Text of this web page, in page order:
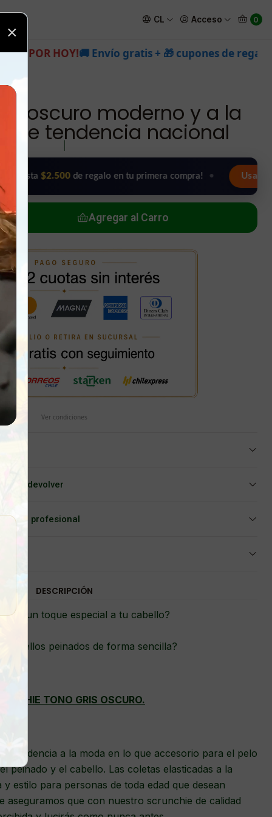
×
CL Acceso 0
en Chile tendencia nacional
gratis + 🎁 cupones de regalo en todas tus
oscuro moderno y a la
tendencia nacional
de regalo en tu primera compra! • Usar mi regalo
Agregar al Carro
Ver condiciones
o devolver
profesional
DESCRIPCIÓN
un toque especial a tu cabello?
bellos peinados de forma sencilla?
TONO GRIS OSCURO.
tendencia a la moda en lo que accesorio para el pelo
peinado y el cabello. Las coletas elasticadas a la
estilo para personas de toda edad que desean
aseguramos que con nuestro scrunchie de calidad